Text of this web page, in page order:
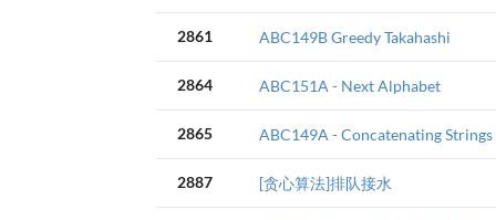
2861 ABC149B Greedy Takahashi
2864 ABC151A - Next Alphabet
2865 ABC149A - Concatenating Strings
2887 [贪心算法]排队接水